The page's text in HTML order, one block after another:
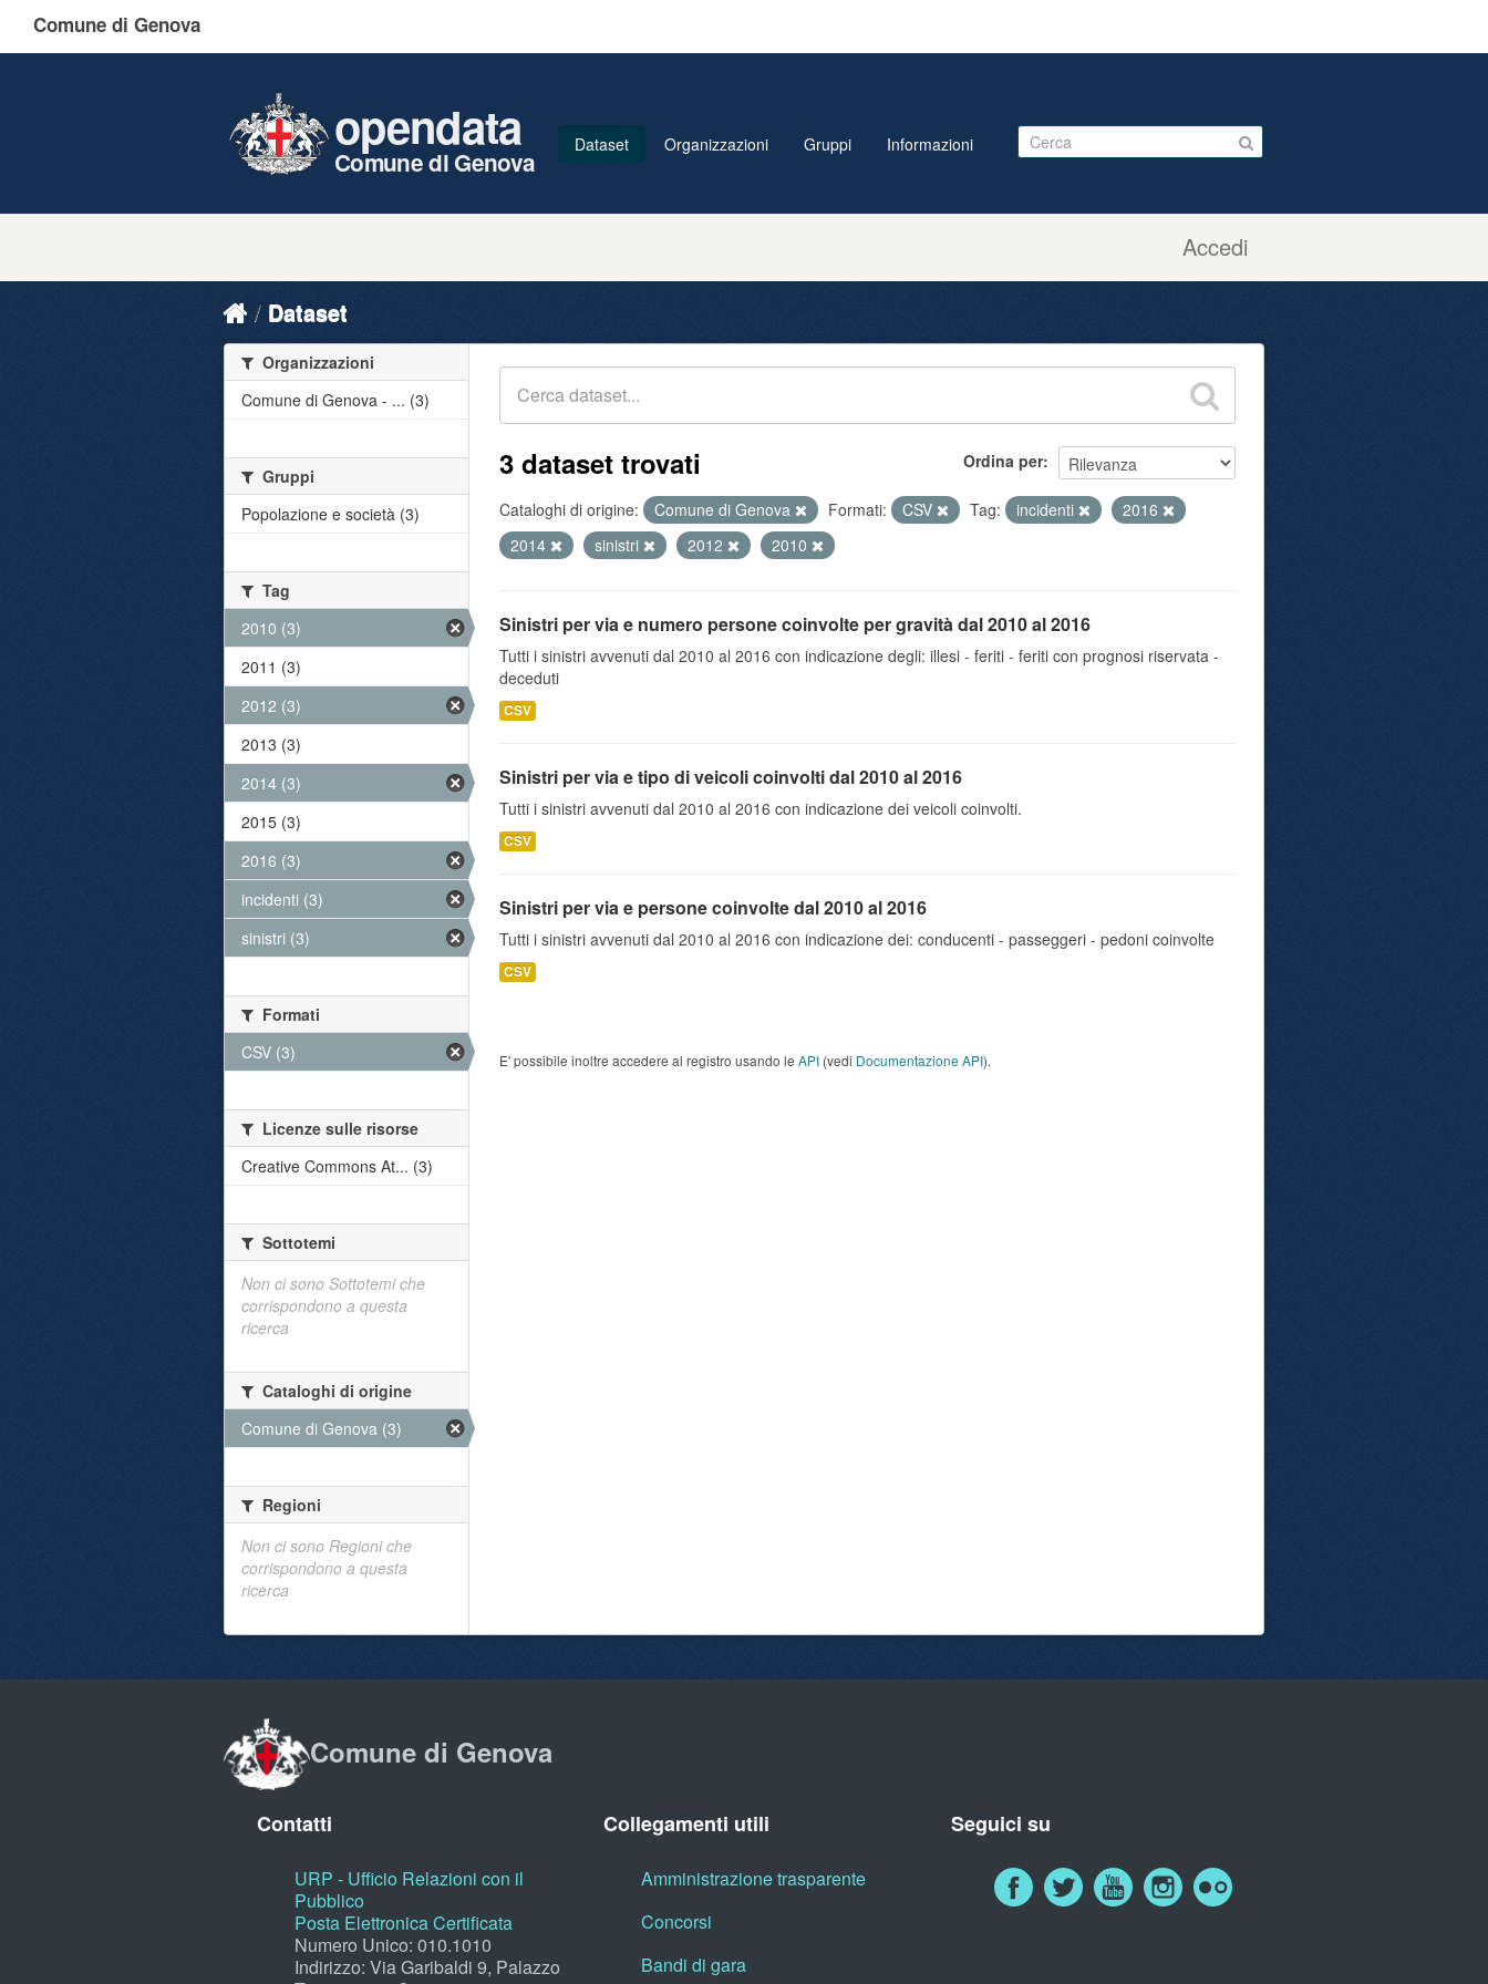
Comune di Genova
Accedi
opendata
Comune di Genova
Dataset Organizzazioni Gruppi Informazioni
Dataset
Ordina per
3 dataset trovati
Cataloghi di origine: Comune di Genova Formati: CSV Tag: incidenti
2016
2014
sinistri 2012 2010
Sinistri per via e numero persone coinvolte per gravità dal 2010 al 2016
Tutti i sinistri avvenuti dal 2010 al 2016 con indicazione degli: illesi - feriti - feriti con prognosi riservata -
deceduti
CSV
Sinistri per via e tipo di veicoli coinvolti dal 2010 al 2016
Tutti i sinistri avvenuti dal 2010 al 2016 con indicazione dei veicoli coinvolti.
CSV
Sinistri per via e persone coinvolte dal 2010 al 2016
Tutti i sinistri avvenuti dal 2010 al 2016 con indicazione dei: conducenti - passeggeri - pedoni coinvolte
CSV
E' possibile inoltre accedere al registro usando le API (vedi Documentazione API).
Organizzazioni
Comune di Genova - ... (3)
Gruppi
Popolazione e società (3)
Tag
2010 (3)
2011 (3)
2012 (3)
2013 (3)
2014 (3)
2015 (3)
2016 (3)
incidenti (3)
sinistri (3)
Formati
CSV (3)
Licenze sulle risorse
Creative Commons At... (3)
Sottotemi
Non ci sono Sottotemi che
corrispondono a questa
ricerca
Cataloghi di origine
Comune di Genova (3)
Regioni
Non ci sono Regioni che
corrispondono a questa
ricerca
Comune di Genova
Contatti
URP - Ufficio Relazioni con il
Pubblico
Posta Elettronica Certificata
Numero Unico: 010.1010
Indirizzo: Via Garibaldi 9, Palazzo
Collegamenti utili
Amministrazione trasparente
Concorsi
Bandi di gara
Seguici su